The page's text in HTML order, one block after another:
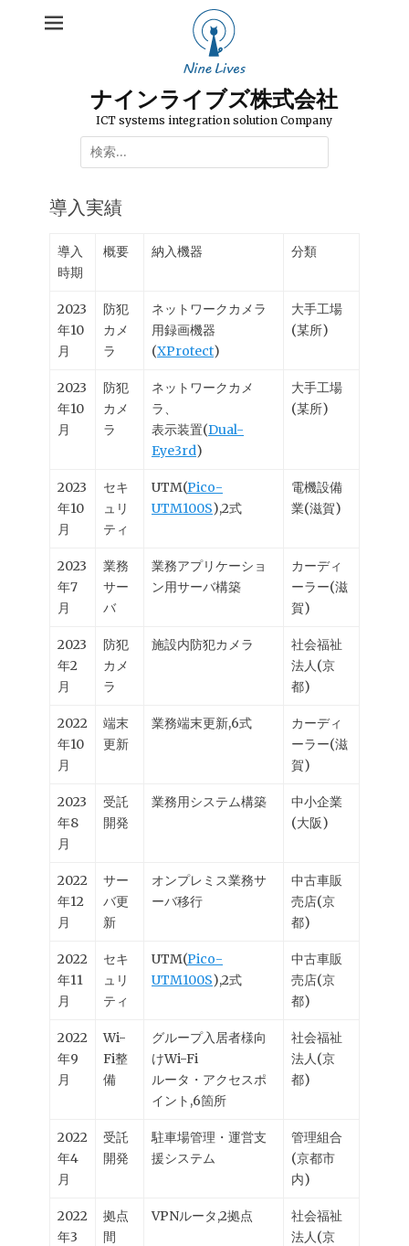
ナインライブズ株式会社
ICT systems integration solution Company
検
索:
導入実績
導入
時期
概要 納入機器 分類
2023
年10
月
防犯
カメ
ラ
ネットワークカメラ
用録画機器
(XProtect)
大手工場
(某所)
2023
年10
月
防犯
カメ
ラ
ネットワークカメ
ラ、
表示装置(Dual-
Eye3rd)
大手工場
(某所)
2023
年10
月
セキ
ュリ
ティ
UTM(Pico-
UTM100S),2式
電機設備
業(滋賀)
2023
年7
月
業務
サー
バ
業務アプリケーショ
ン用サーバ構築
カーディ
ーラー(滋
賀)
2023
年2
月
防犯
カメ
ラ
施設内防犯カメラ
社会福祉
法人(京
都)
2022
年10
月
端末
更新
業務端末更新,6式
カーディ
ーラー(滋
賀)
2023
年8
月
受託
開発
業務用システム構築
中小企業
(大阪)
2022
年12
月
サー
バ更
新
オンプレミス業務サ
ーバ移行
中古車販
売店(京
都)
2022
年11
月
セキ
ュリ
ティ
UTM(Pico-
UTM100S),2式
中古車販
売店(京
都)
2022
年9
月
Wi-
Fi整
備
グループ入居者様向
けWi-Fi
ルータ・アクセスポ
イント,6箇所
社会福祉
法人(京
都)
2022
年4
月
受託
開発
駐車場管理・運営支
援システム
管理組合
(京都市
内)
2022
年3
拠点
間
VPNルータ,2拠点
社会福祉
法人(京